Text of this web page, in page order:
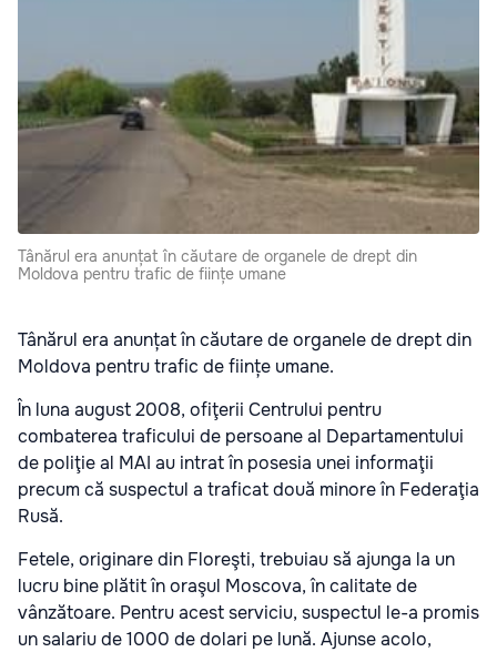
Tânărul era anunțat în căutare de organele de drept din
Moldova pentru trafic de ființe umane
Tânărul era anunțat în căutare de organele de drept din
Moldova pentru trafic de ființe umane.
În luna august 2008, ofiţerii Centrului pentru
combaterea traficului de persoane al Departamentului
de poliţie al MAI au intrat în posesia unei informaţii
precum că suspectul a traficat două minore în Federaţia
Rusă.
Fetele, originare din Floreşti, trebuiau să ajunga la un
lucru bine plătit în oraşul Moscova, în calitate de
vânzătoare. Pentru acest serviciu, suspectul le-a promis
un salariu de 1000 de dolari pe lună. Ajunse acolo,